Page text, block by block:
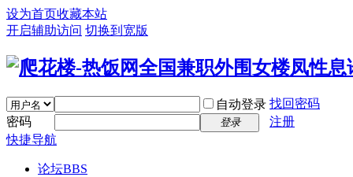
设为首页收藏本站
开启辅助访问 切换到宽版
自动登录 找回密码
密码
登录
注册
快捷导航
论坛BBS